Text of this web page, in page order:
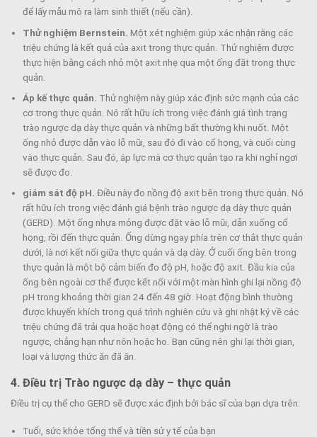
để lấy mẫu mô ra làm sinh thiết (nếu cần).
Thử nghiệm Bernstein.Một xét nghiệm giúp xác nhận rằng các
triệu chứng là kết quả của axit trong thực quản. Thử nghiệm được
thực hiện bằng cách nhỏ một axit nhẹ qua một ống đặt trong thực
quản.
Áp kế thực quản. Thử nghiệm này giúp xác định sức mạnh của các
cơ trong thực quản. Nó rất hữu ích trong việc đánh giá tình trạng
trào ngược dạ dày thực quản và những bất thường khi nuốt. Một
ống nhỏ được dẫn vào lỗ mũi, sau đó đi vào cổ họng, và cuối cùng
vào thực quản. Sau đó, áp lực mà cơ thực quản tạo ra khi nghỉ ngơi
sẽ được đo.
giám sát độ pH.Điều này đo nồng độ axit bên trong thực quản. Nó
rất hữu ích trong việc đánh giá bệnh trào ngược dạ dày thực quản
(GERD). Một ống nhựa mỏng được đặt vào lỗ mũi, dẫn xuống cổ
họng, rồi đến thực quản. Ống dừng ngay phía trên cơ thắt thực quản
dưới, là nơi kết nối giữa thực quản và dạ dày. Ở cuối ống bên trong
thực quản là một bộ cảm biến đo độ pH, hoặc độ axit. Đầu kia của
ống bên ngoài cơ thể được kết nối với một màn hình ghi lại nồng độ
pH trong khoảng thời gian 24 đến 48 giờ. Hoạt động bình thường
được khuyến khích trong quá trình nghiên cứu và ghi nhật ký về các
triệu chứng đã trải qua hoặc hoạt động có thể nghi ngờ là trào
ngược, chẳng hạn như nôn hoặc ho. Bạn cũng nên ghi lại thời gian,
loại và lượng thức ăn đã ăn.
4. Điều trị Trào ngược dạ dày – thực quản
Điều trị cụ thể cho GERD sẽ được xác định bởi bác sĩ của bạn dựa trên:
Tuổi, sức khỏe tổng thể và tiền sử y tế của bạn